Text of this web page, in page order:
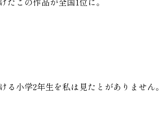
小学2年生を私は見たとがありません。